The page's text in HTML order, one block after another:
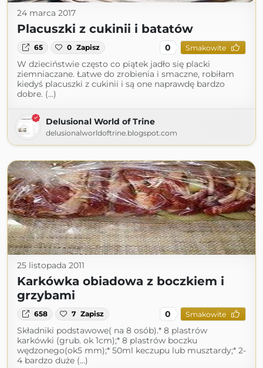
24 marca 2017
Placuszki z cukinii i batatów
65 0 Zapisz 0 Smakowite
W dzieciństwie często co piątek jadło się placki
ziemniaczane. Łatwe do zrobienia i smaczne, robiłam
kiedyś placuszki z cukinii i są one naprawdę bardzo
dobre. (...)
Delusional World of Trine
delusionalworldoftrine.blogspot.com
25 listopada 2011
Karkówka obiadowa z boczkiem i
grzybami
658 7 Zapisz 0 Smakowite
Składniki podstawowe( na 8 osób).* 8 plastrów
karkówki (grub. ok 1cm);* 8 plastrów boczku
wędzonego(ok5 mm);* 50ml keczupu lub musztardy;* 2-
4 bardzo duże (...)